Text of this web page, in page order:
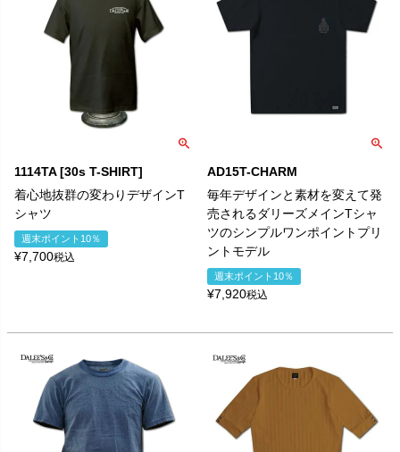
1114TA [30s T-SHIRT]
着心地抜群の変わりデザインT
シャツ
週末ポイント10％
¥7,700税込
AD15T-CHARM
毎年デザインと素材を変えて発
売されるダリーズメインTシャ
ツのシンプルワンポイントプリ
ントモデル
週末ポイント10％
¥7,920税込